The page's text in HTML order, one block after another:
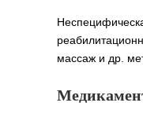
массаж и др.